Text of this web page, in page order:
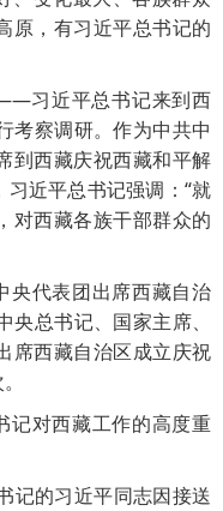
原，有习近平总书记的
习近平总书记来到西
考察调研。作为中共中
到西藏庆祝西藏和平解
近平总书记强调：“就
对西藏各族干部群众的
央代表团出席西藏自治
总书记、国家主席、
席西藏自治区成立庆祝
记对西藏工作的高度重
记的习近平同志因接送